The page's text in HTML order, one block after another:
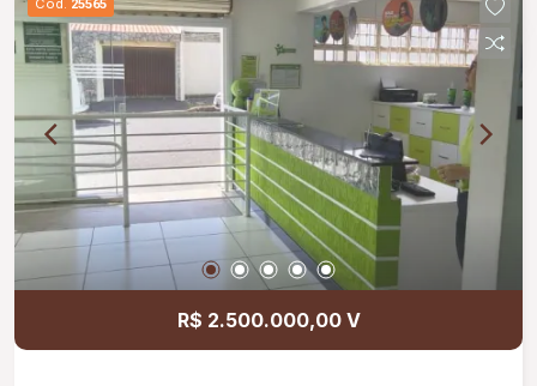
Cód. 25565
R$ 2.500.000,00 V